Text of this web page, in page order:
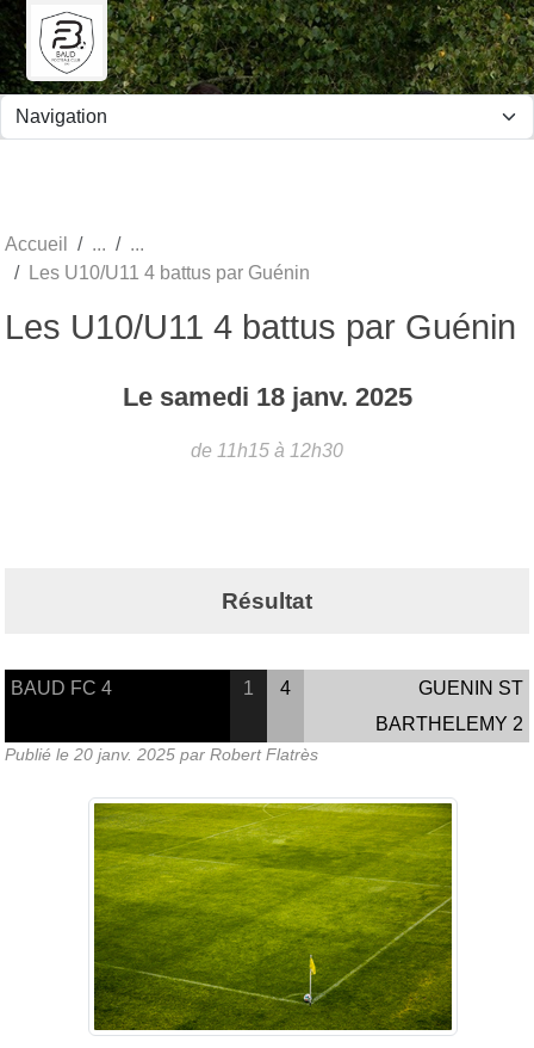
Accueil
Les U10/U11 4 battus par Guénin
Les U10/U11 4 battus par Guénin
Le samedi 18 janv. 2025
de 11h15 à 12h30
Résultat
BAUD FC 4 1 4
GUENIN ST
BARTHELEMY 2
Publié le 20 janv. 2025 par Robert Flatrès
Panneau de gestion des cookies